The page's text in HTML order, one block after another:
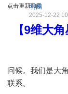
点击重新加载
明曲
2025-12-22
【9维大
问候。我们是大
联系。